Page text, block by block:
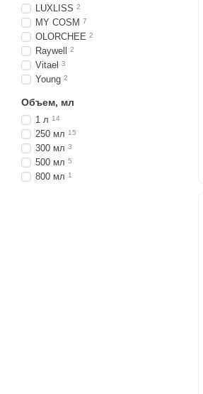
LUXLISS 2
MY COSM 7
OLORCHEE 2
Raywell 2
Vitael 3
Young 2
Объем, мл
1 л 14
250 мл 15
300 мл 3
500 мл 5
800 мл 1